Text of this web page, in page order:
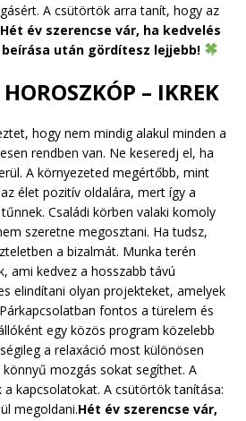
A csütörtök arra tanít, hogy az
Hét év szerencse vár, ha kedvelés
beírása után gördítesz lejjebb!
– IKREK
hogy nem mindig alakul minden a
rendben van. Ne keseredj el, ha
A környezeted megértőbb, mint
élet pozitív oldalára, mert így a
Családi körben valaki komoly
szeretne megosztani. Ha tudsz,
a bizalmát. Munka terén
ami kedvez a hosszabb távú
elindítani olyan projekteket, amelyek
fontos a türelem és
egy közös program közelebb
a relaxáció most különösen
mozgás sokat segíthet. A
kapcsolatokat. A csütörtök tanítása:
megoldani.Hét év szerencse vár,